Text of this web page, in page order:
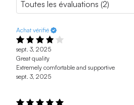
Achat vérifié
sept. 3, 2025
Great quality
Extremely comfortable and supportive
sept. 3, 2025